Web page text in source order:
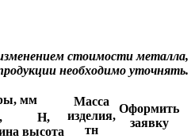
стоимости металла,
необходимо уточнять.
мм
Масса
изделия,
тн
Оформить
заявку
H,
высота